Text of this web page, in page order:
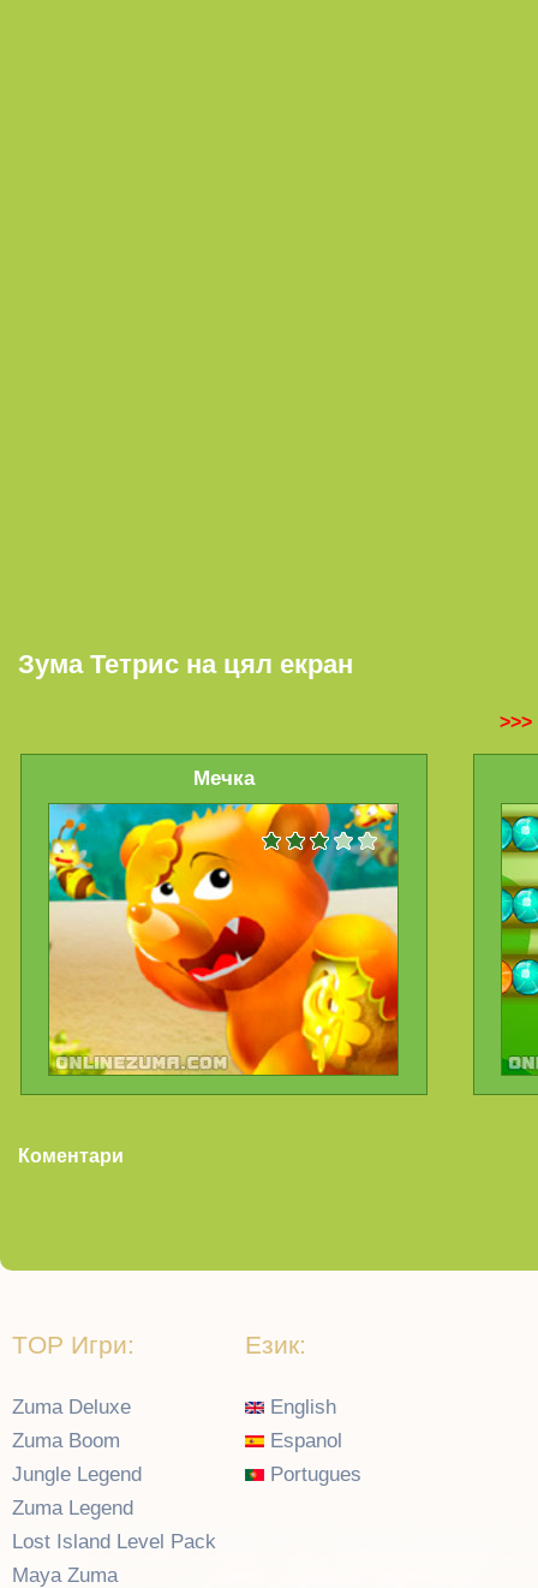
Зума Тетрис на цял екран
Мечка
Коментари
TOP Игри:
Zuma Deluxe
Zuma Boom
Jungle Legend
Zuma Legend
Lost Island Level Pack
Maya Zuma
Език:
English
Espanol
Portugues